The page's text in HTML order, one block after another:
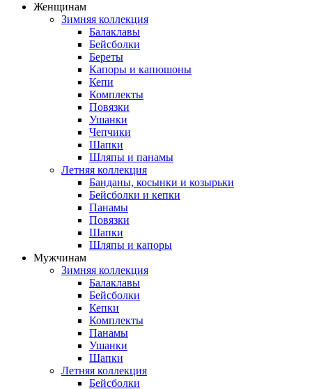
Женщинам
Зимняя коллекция
Балаклавы
Бейсболки
Береты
Капоры и капюшоны
Кепи
Комплекты
Повязки
Ушанки
Чепчики
Шапки
Шляпы и панамы
Летняя коллекция
Банданы, косынки и козырьки
Бейсболки и кепки
Панамы
Повязки
Шапки
Шляпы и капоры
Мужчинам
Зимняя коллекция
Балаклавы
Бейсболки
Кепки
Комплекты
Панамы
Ушанки
Шапки
Летняя коллекция
Бейсболки